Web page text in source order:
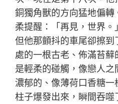
銅獨角獸的方向猛地偏轉
柔提醒：「再見，世界。
但他那顫抖的車尾卻擦到
處的一根古老、佈滿苔
是輕柔的碰觸，像戀人
濃郁的、像薄荷口香糖
柱子爆發出來，瞬間吞噬